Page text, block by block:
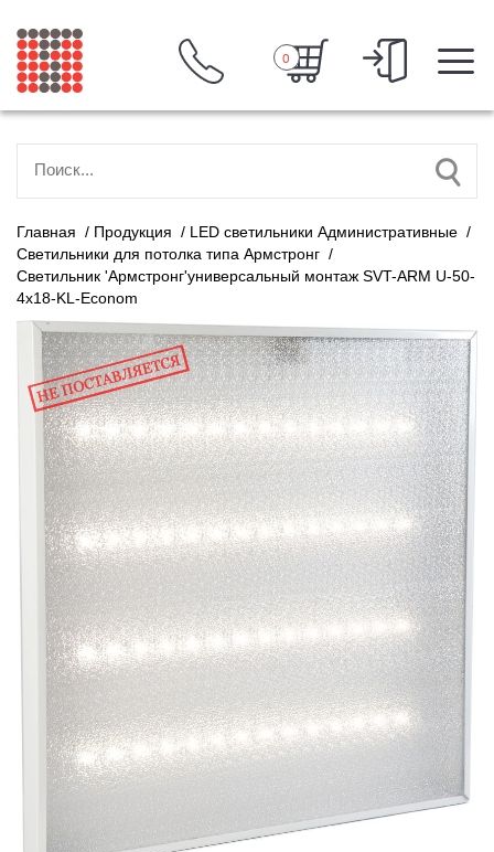
0
Главная / Продукция / LED светильники Административные /
Светильники для потолка типа Армстронг /
Светильник 'Армстронг'универсальный монтаж SVT-ARM U-50-
4x18-KL-Econom